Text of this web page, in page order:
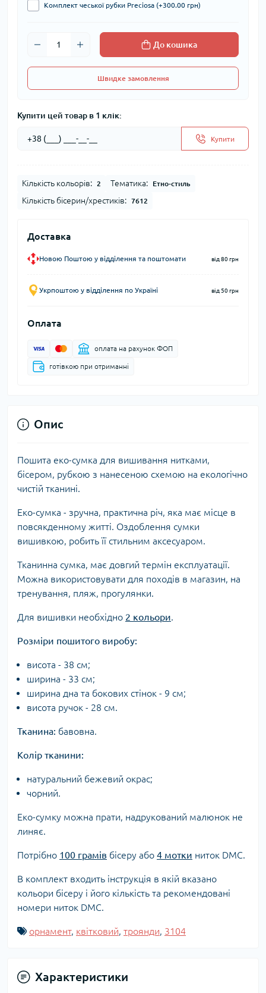
Комплект чеської рубки Preciosa (+300.00 грн)
До кошика
Швидке замовлення
Купити цей товар в 1 клік:
Купити
Кількість кольорів: 2 Тематика: Етно-стиль
Кількість бісерин/хрестиків: 7612
Доставка
Новою Поштою у відділення та поштомати від 80 грн
Укрпоштою у відділення по Україні від 50 грн
Оплата
оплата на рахунок ФОП
готівкою при отриманні
Опис
Пошита еко-сумка для вишивання нитками,
бісером, рубкою з нанесеною схемою на екологічно
чистій тканині.
Еко-сумка - зручна, практична річ, яка має місце в
повсякденному житті. Оздоблення сумки
вишивкою, робить її стильним аксесуаром.
Тканинна сумка, має довгий термін експлуатації.
Можна використовувати для походів в магазин, на
тренування, пляж, прогулянки.
Для вишивки необхідно 2 кольори.
Розміри пошитого виробу:
висота - 38 см;
ширина - 33 см;
ширина дна та бокових стінок - 9 см;
висота ручок - 28 см.
Тканина: бавовна.
Колір тканини:
натуральний бежевий окрас;
чорний.
Еко-сумку можна прати, надрукований малюнок не
линяє.
Потрібно 100 грамів бісеру або 4 мотки ниток DMC.
В комплект входить інструкція в якій вказано
кольори бісеру і його кількість та рекомендовані
номери ниток DMC.
орнамент, квітковий, троянди, 3104
Характеристики